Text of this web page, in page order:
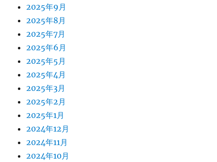
2025年9月
2025年8月
2025年7月
2025年6月
2025年5月
2025年4月
2025年3月
2025年2月
2025年1月
2024年12月
2024年11月
2024年10月